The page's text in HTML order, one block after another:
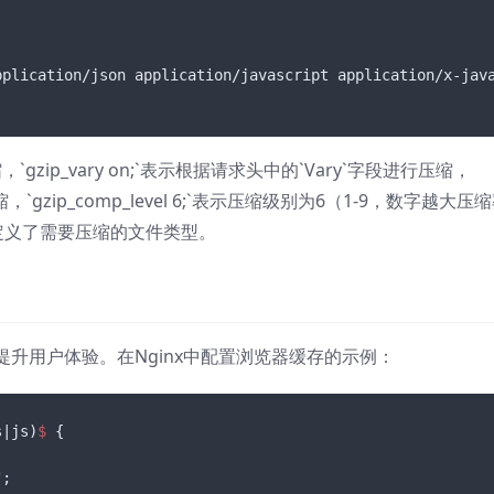
json application/javascript application/x-
`gzip_vary on;`表示根据请求头中的`Vary`字段进行压缩，
`gzip_comp_level 6;`表示压缩级别为6（1-9，数字越大压
了需要压缩的文件类型。
用户体验。在Nginx中配置浏览器缓存的示例：
|js)$ {
;